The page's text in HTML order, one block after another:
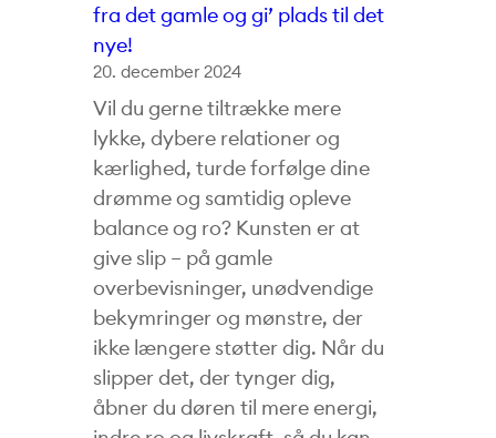
fra det gamle og gi’ plads til det
nye!
20. december 2024
Vil du gerne tiltrække mere
lykke, dybere relationer og
kærlighed, turde forfølge dine
drømme og samtidig opleve
balance og ro? Kunsten er at
give slip – på gamle
overbevisninger, unødvendige
bekymringer og mønstre, der
ikke længere støtter dig. Når du
slipper det, der tynger dig,
åbner du døren til mere energi,